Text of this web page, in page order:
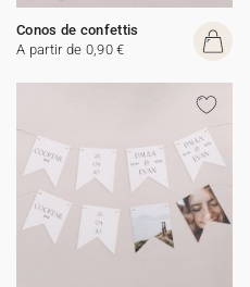
Conos de confettis
A partir de 0,90 €